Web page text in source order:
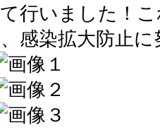
行いました！
感染拡大防止